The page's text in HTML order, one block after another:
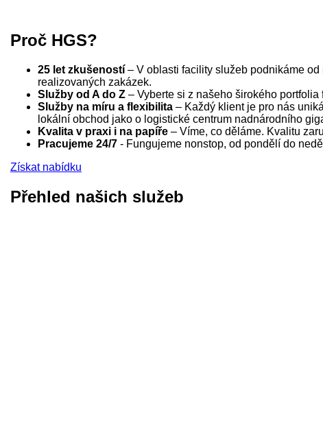
Proč HGS?
25 let zkušeností – V oblasti facility služeb podnikáme
realizovaných zakázek.
Služby od A do Z – Vyberte si z našeho širokého
Služby na míru a flexibilita – Každý klient je pro nás
lokální obchod jako o logistické centrum nadnárodního
Kvalita v praxi i na papíře – Víme, co děláme. Kvalitu
Pracujeme 24/7 - Fungujeme nonstop, od pondělí do
Získat nabídku
Přehled našich služeb